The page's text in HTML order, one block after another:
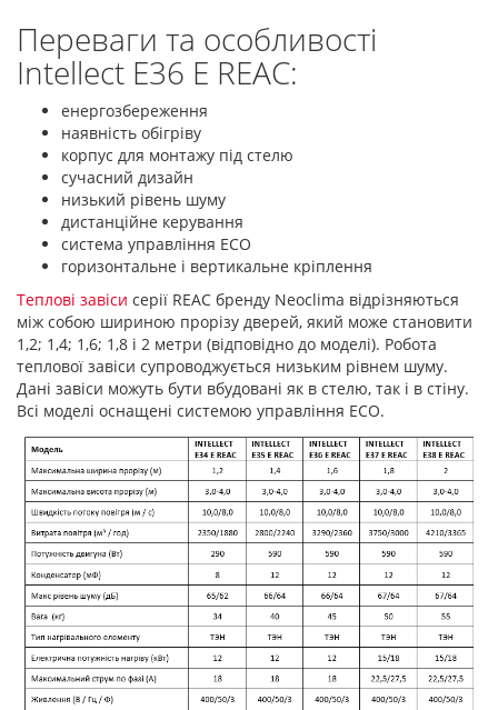
Переваги та особливості
Intellect E36 E REAC:
енергозбереження
наявність обігріву
корпус для монтажу під стелю
сучасний дизайн
низький рівень шуму
дистанційне керування
система управління ЕСО
горизонтальне і вертикальне кріплення
Теплові завіси серії REAC бренду Neoclima відрізняються
між собою шириною прорізу дверей, який може становити
1,2; 1,4; 1,6; 1,8 і 2 метри (відповідно до моделі). Робота
теплової завіси супроводжується низьким рівнем шуму.
Дані завіси можуть бути вбудовані як в стелю, так і в стіну.
Всі моделі оснащені системою управління ЕСО.